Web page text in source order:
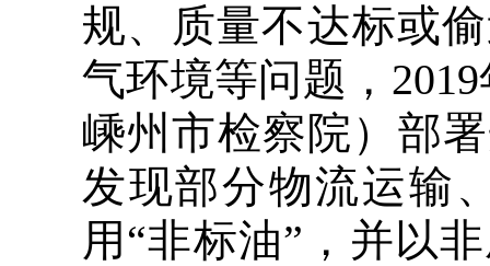
规、质量不达标或
气环境等问题，
嵊州市检察院）部
发现部分物流运输
用“非标油”，并以